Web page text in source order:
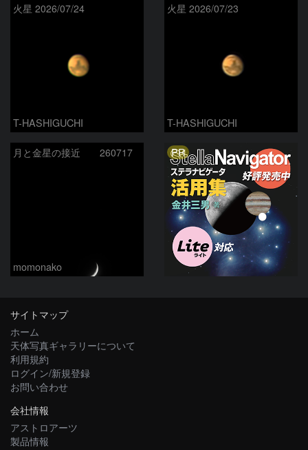
火星 2026/07/24
T-HASHIGUCHI
火星 2026/07/23
T-HASHIGUCHI
月と金星の接近 260717
momonako
PR
サイトマップ
ホーム
天体写真ギャラリーについて
利用規約
ログイン/新規登録
お問い合わせ
会社情報
アストロアーツ
製品情報